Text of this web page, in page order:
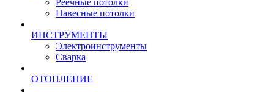
Реечные потолки
Навесные потолки
ИНСТРУМЕНТЫ
Электроинструменты
Сварка
ОТОПЛЕНИЕ